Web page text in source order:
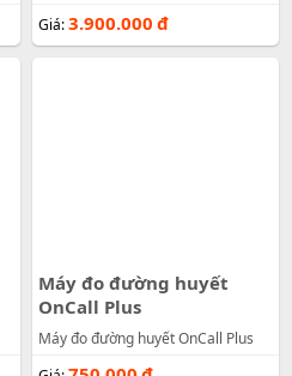
Giá:3.900.000 đ
Máy đo đường huyết
OnCall Plus
Máy đo đường huyết OnCall Plus